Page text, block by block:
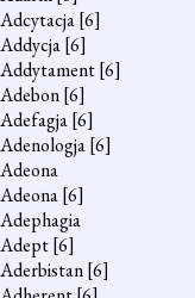
Adcytacja[6]
Addycja[6]
Addytament[6]
Adebon[6]
Adefagja[6]
Adenologja[6]
Adeona
Adeona[6]
Adephagia
Adept[6]
Aderbistan[6]